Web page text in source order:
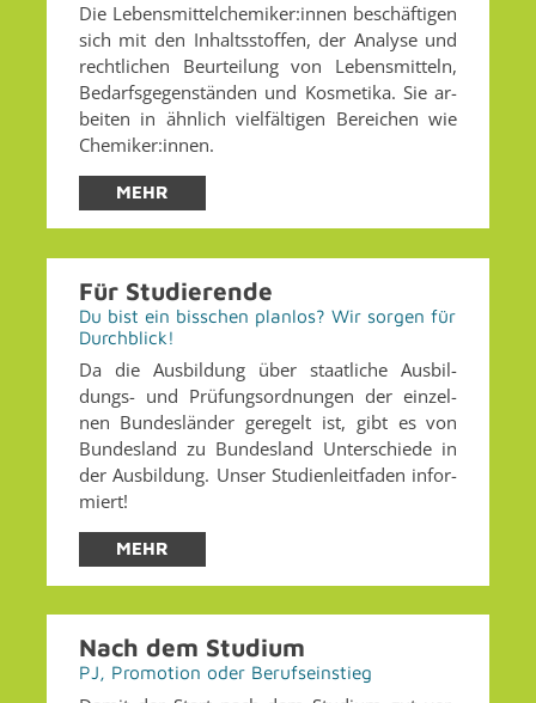
Die Le­bens­mit­tel­che­mi­ker:innen be­schäf­ti­gen
sich mit den In­halts­stof­fen, der Ana­ly­se und
recht­li­chen Be­ur­tei­lung von Le­bens­mit­teln,
Be­darfs­ge­gen­stän­den und Kos­me­ti­ka. Sie ar­
bei­ten in ähn­lich viel­fäl­ti­gen Be­rei­chen wie
Che­mi­ker:innen.
MEHR
Für Stu­die­ren­de
Du bist ein biss­chen plan­los? Wir sor­gen für
Durch­blick!
Da die Aus­bil­dung über staat­li­che Aus­bil­
dungs- und Prü­fungs­ord­nun­gen der ein­zel­
nen Bun­des­län­der ge­re­gelt ist, gibt es von
Bun­des­land zu Bun­des­land Un­ter­schie­de in
der Aus­bil­dung. Unser Stu­di­en­leit­fa­den in­for­
miert!
MEHR
Nach dem Stu­di­um
PJ, Pro­mo­ti­on oder Be­rufs­ein­stieg